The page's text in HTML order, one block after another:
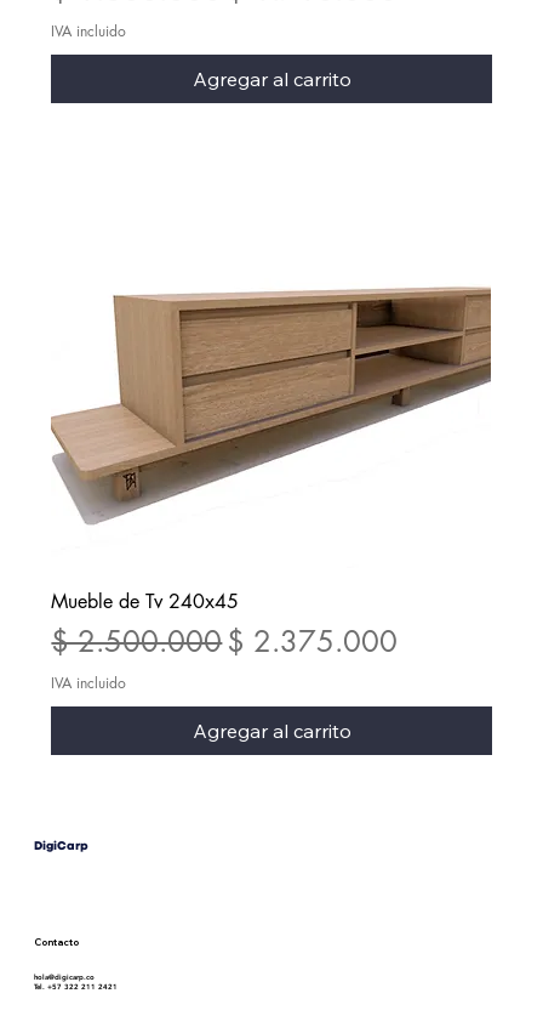
IVA incluido
Agregar al carrito
Mueble de Tv 240x45
Precio
$ 2.500.000Precio de oferta
$ 2.375.000
IVA incluido
Agregar al carrito
DigiCarp
Contacto
hola@digicarp.co
Tel. +57 322 211 2421